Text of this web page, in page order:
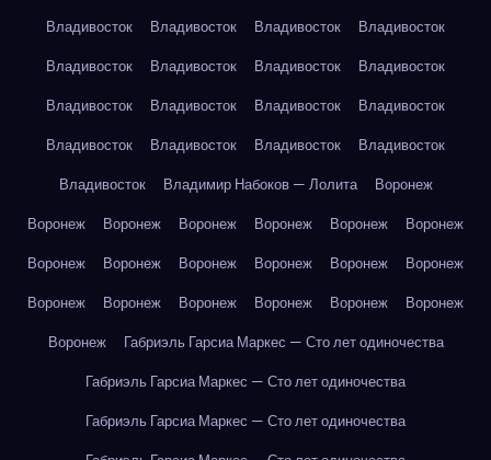
Владивосток
Владивосток Владивосток
Владивосток
Владивосток
Владивосток Владивосток
Владивосток
Владивосток
Владивосток Владивосток
Владивосток
Владивосток
Владивосток Владивосток
Владивосток
Владивосток
Владимир Набоков — Лолита
Воронеж
Воронеж
Воронеж Воронеж Воронеж Воронеж
Воронеж
Воронеж
Воронеж Воронеж Воронеж Воронеж
Воронеж
Воронеж
Воронеж Воронеж Воронеж Воронеж
Воронеж
Воронеж
Габриэль Гарсиа Маркес — Сто лет одиночества
Габриэль Гарсиа Маркес — Сто лет одиночества
Габриэль Гарсиа Маркес — Сто лет одиночества